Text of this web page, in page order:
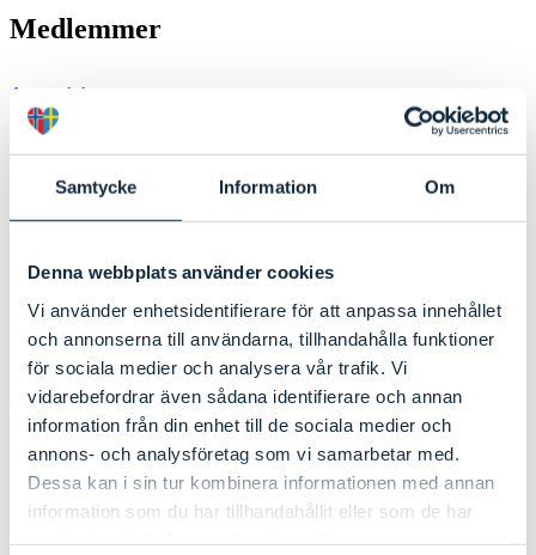
Samtycke Information Om
Denna webbplats använder cookies
Vi använder enhetsidentifierare för att anpassa innehållet
och annonserna till användarna, tillhandahålla funktioner
för sociala medier och analysera vår trafik. Vi
vidarebefordrar även sådana identifierare och annan
information från din enhet till de sociala medier och
annons- och analysföretag som vi samarbetar med.
Dessa kan i sin tur kombinera informationen med annan
information som du har tillhandahållit eller som de har
Medlemmer
Aremark kommune
Bengtsfors kommun
Dals-Eds kommun
Fredrikstad kommune
Halden kommune
Hvaler kommune
Rakkestad kommune
Råde kommune
Strömstads kommun
Tanums kommun
Trollhättans Stad
Uddevalla kommun
Västra Götalandsregionen
Åmåls kommun
Østfold fylkeskommune